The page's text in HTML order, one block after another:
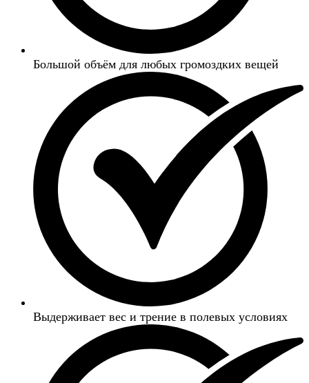
Большой объём для любых громоздких вещей
Выдерживает вес и трение в полевых условиях